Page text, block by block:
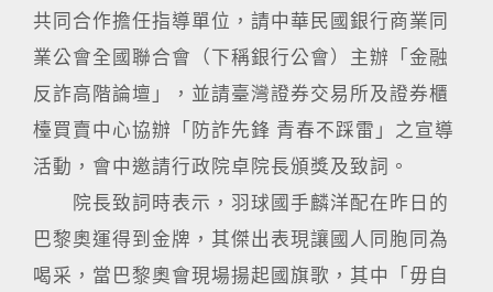
共同合作擔任指導單位，請中華民國銀行商業同
業公會全國聯合會（下稱銀行公會）主辦「金融
反詐高階論壇」，並請臺灣證券交易所及證券櫃
檯買賣中心協辦「防詐先鋒 青春不踩雷」之宣導
活動，會中邀請行政院卓院長頒獎及致詞。
院長致詞時表示，羽球國手麟洋配在昨日的
巴黎奧運得到金牌，其傑出表現讓國人同胞同為
喝采，當巴黎奧會現場揚起國旗歌，其中「毋自